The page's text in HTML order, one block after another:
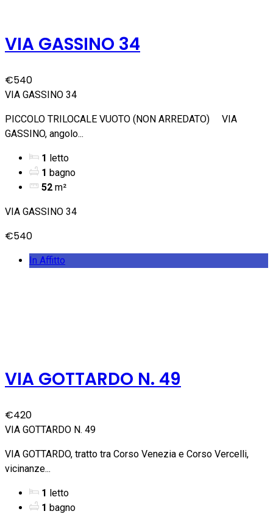
VIA GASSINO 34
€540
VIA GASSINO 34
PICCOLO TRILOCALE VUOTO (NON ARREDATO) VIA
GASSINO, angolo...
1 letto
1 bagno
52 m²
VIA GASSINO 34
€540
In Affitto
VIA GOTTARDO N. 49
€420
VIA GOTTARDO N. 49
VIA GOTTARDO, tratto tra Corso Venezia e Corso Vercelli,
vicinanze...
1 letto
1 bagno